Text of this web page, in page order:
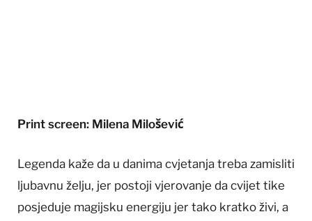
Print screen: Milena Milošević
Legenda kaže da u danima cvjetanja treba zamisliti
ljubavnu želju, jer postoji vjerovanje da cvijet tike
posjeduje magijsku energiju jer tako kratko živi, ​​a